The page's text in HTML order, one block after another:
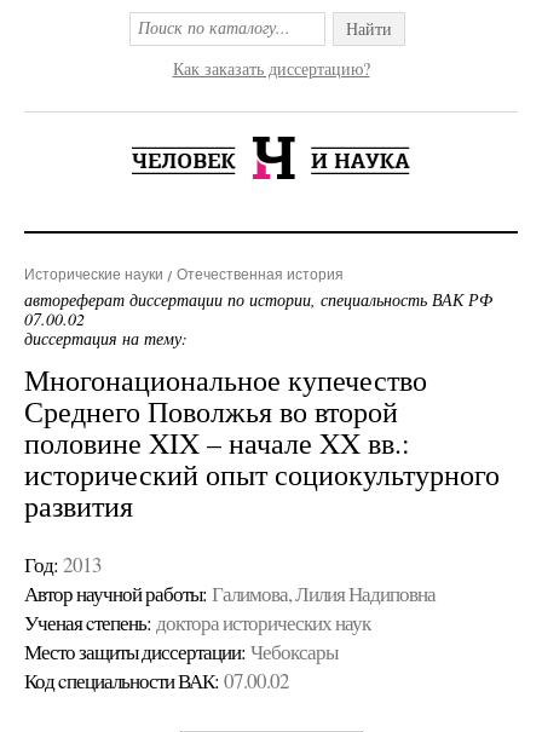
Найти
Как заказать диссертацию?
Исторические науки Отечественная история
автореферат диссертации по истории, специальность ВАК РФ
07.00.02
диссертация на тему:
Многонациональное купечество
Среднего Поволжья во второй
половине XIX – начале XX вв.:
исторический опыт социокультурного
развития
Год: 2013
Автор научной работы: Галимова, Лилия Надиповна
Ученая cтепень: доктора исторических наук
Место защиты диссертации: Чебоксары
Код cпециальности ВАК: 07.00.02